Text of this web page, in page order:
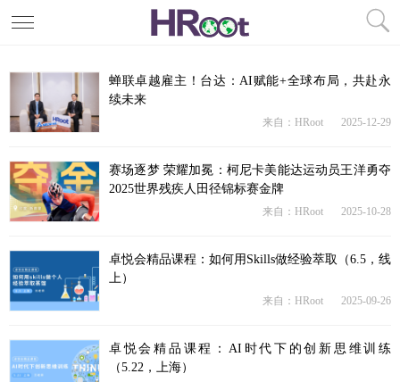
蝉联卓越雇主！台达：AI赋能+全球布局，共赴永
续未来
来自：HRoot 2025-12-29
赛场逐梦 荣耀加冕：柯尼卡美能达运动员王洋勇夺
2025世界残疾人田径锦标赛金牌
来自：HRoot 2025-10-28
卓悦会精品课程：如何用Skills做经验萃取（6.5，线
上）
来自：HRoot 2025-09-26
卓悦会精品课程：AI时代下的创新思维训练
（5.22，上海）